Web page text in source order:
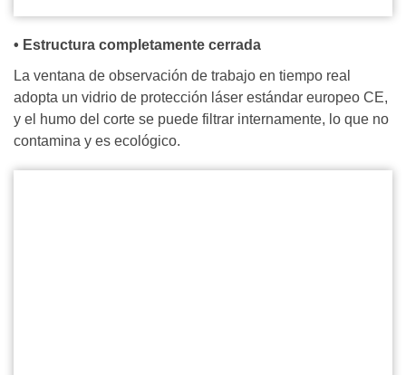
• Estructura completamente cerrada
La ventana de observación de trabajo en tiempo real
adopta un vidrio de protección láser estándar europeo CE,
y el humo del corte se puede filtrar internamente, lo que no
contamina y es ecológico.